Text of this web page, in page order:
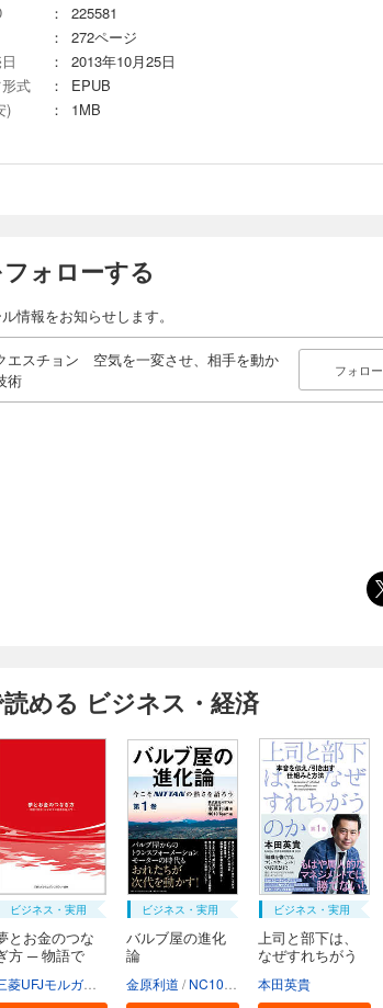
：
225581
：
272ページ
：
2013年10月25日
式
：
EPUB
)
： 1MB
ォローする
情報をお知らせします。
エスチョン 空気を一変させ、相手を動か
術
フォロー
める ビジネス・経済
ビジネス・実用
とお金のつな
方 ─ 物語で
ビジネス・実用
バルブ屋の進化
論
金原利道 NC10Team
ビジネス・実用
上司と部下は、
なぜすれちがう
本田英貴